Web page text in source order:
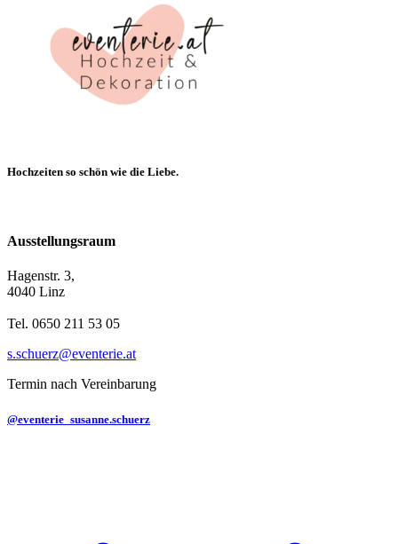
Hochzeiten so schön wie die Liebe.
Ausstellungsraum
Hagenstr. 3,
4040 Linz
Tel. 0650 211 53 05
s.schuerz@eventerie.at
Termin nach Vereinbarung
@eventerie_susanne.schuerz